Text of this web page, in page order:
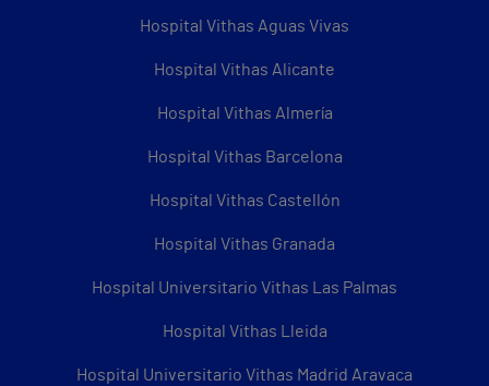
Hospital Vithas Aguas Vivas
Hospital Vithas Alicante
Hospital Vithas Almería
Hospital Vithas Barcelona
Hospital Vithas Castellón
Hospital Vithas Granada
Hospital Universitario Vithas Las Palmas
Hospital Vithas Lleida
Hospital Universitario Vithas Madrid Aravaca